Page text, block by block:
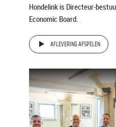
Hondelink is Directeur-
Economic Board.
AFLEVERING AFSPELEN